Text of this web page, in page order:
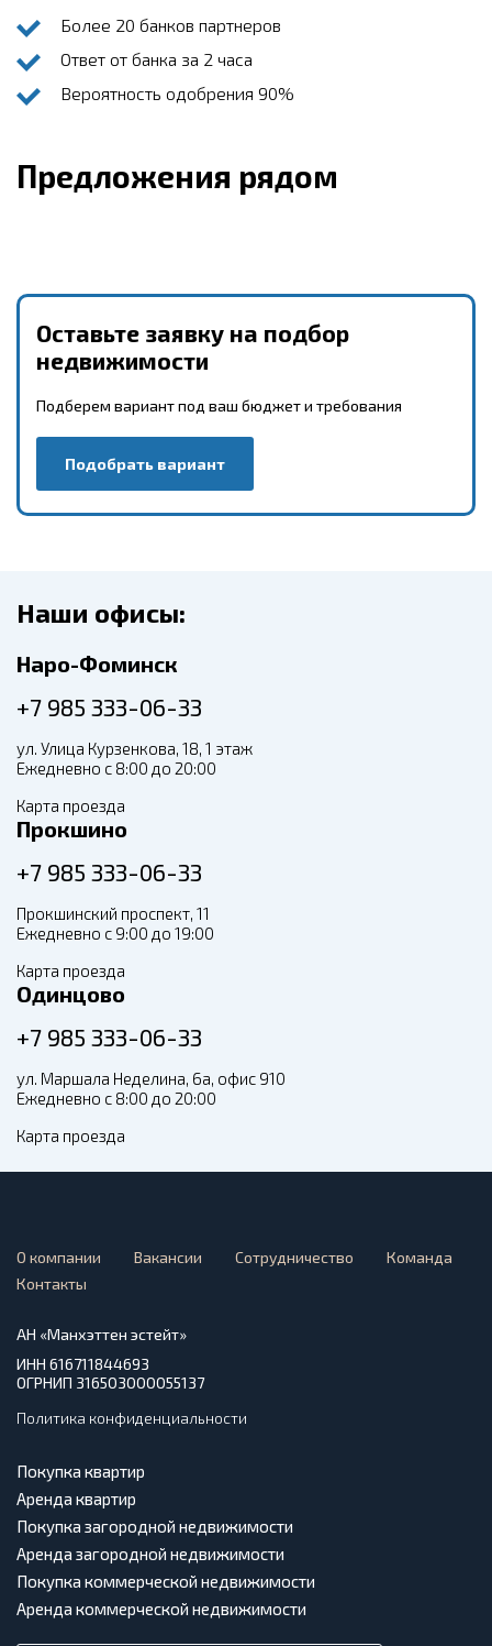
Более 20 банков партнеров
Ответ от банка за 2 часа
Вероятность одобрения 90%
Предложения рядом
Оставьте заявку на подбор
недвижимости
Подберем вариант под ваш бюджет и требования
Подобрать вариант
Наши офисы:
Наро-Фоминск
+7 985 333-06-33
ул. Улица Курзенкова, 18, 1 этаж
Ежедневно с 8:00 до 20:00
Карта проезда
Прокшино
+7 985 333-06-33
Прокшинский проспект, 11
Ежедневно с 9:00 до 19:00
Карта проезда
Одинцово
+7 985 333-06-33
ул. Маршала Неделина, 6а, офис 910
Ежедневно с 8:00 до 20:00
Карта проезда
О компании Вакансии Сотрудничество
Команда
Контакты
АН «Манхэттен эстейт»
ИНН 616711844693
ОГРНИП 316503000055137
Политика конфиденциальности
Покупка квартир
Аренда квартир
Покупка загородной недвижимости
Аренда загородной недвижимости
Покупка коммерческой недвижимости
Аренда коммерческой недвижимости